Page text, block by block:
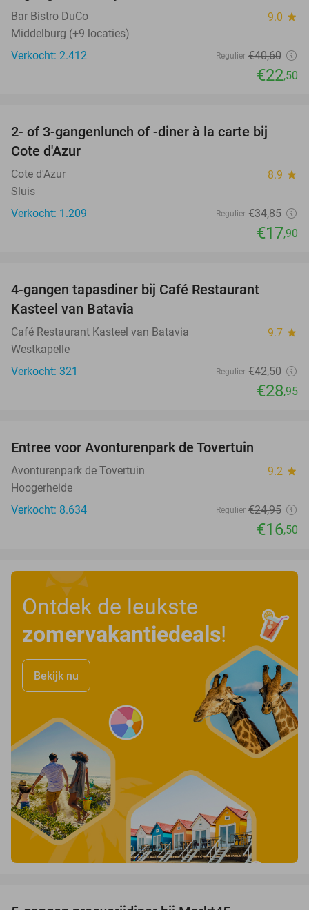
Bar Bistro DuCo 9.0 star
Middelburg (+9 locaties)
Verkocht: 2.412
Regulier €40,60
€22,50
49%
2- of 3-gangenlunch of -diner à la carte bij
Cote d'Azur
Cote d'Azur 8.9 star
Sluis
Verkocht: 1.209
Regulier €34,85
€17,90
4-gangen tapasdiner bij Café Restaurant
Kasteel van Batavia
Café Restaurant Kasteel van Batavia 9.7 star
Westkapelle
Verkocht: 321
Regulier €42,50
€28,95
Entree voor Avonturenpark de Tovertuin
Avonturenpark de Tovertuin 9.2 star
Hoogerheide
Verkocht: 8.634
Regulier €24,95
€16,50
Ontdek de leukste
zomervakantiedeals!
Bekijk nu